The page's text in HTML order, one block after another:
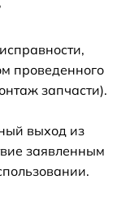
проведенного
запчасти).
выход из
заявленным